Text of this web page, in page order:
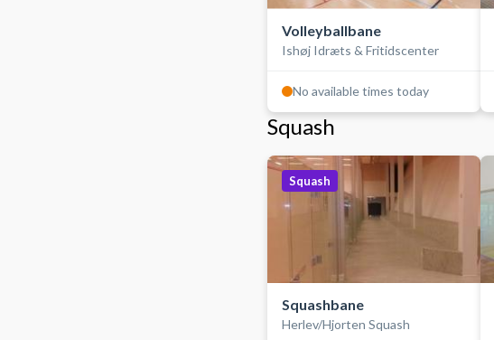
Volleyballbane
Ishøj Idræts & Fritidscenter
No available times today
Squash
Squash
Squashbane
Herlev/Hjorten Squash